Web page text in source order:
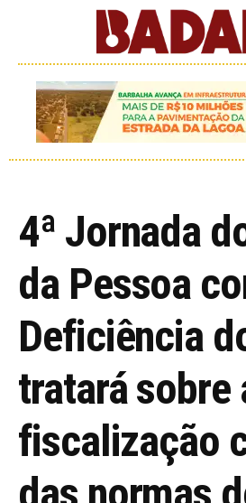
4ª Jornada
da Pessoa
Deficiência
tratará sobre
fiscalização